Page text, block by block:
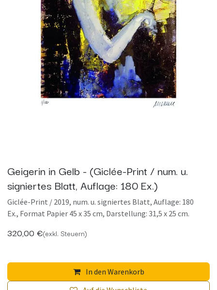
Geigerin in Gelb - (Giclée-Print / num. u.
signiertes Blatt, Auflage: 180 Ex.)
Giclée-Print / 2019, num. u. signiertes Blatt, Auflage: 180
Ex., Format Papier 45 x 35 cm, Darstellung: 31,5 x 25 cm.
320,00 €(exkl. Steuern)
In den Warenkorb